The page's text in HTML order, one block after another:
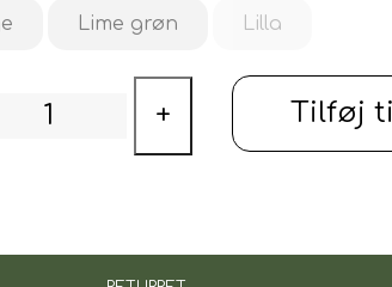
til gentagen slikning, sænker
og sundheden
plast. 100% genanvendelig og
opvaskemaskine, tåler fryser og
Lime grøn Lilla
+ Tilføj